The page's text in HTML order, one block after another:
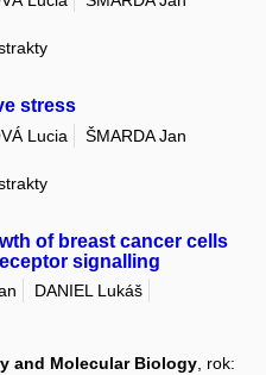
stress
Lucia
ŠMARDA Jan
of breast cancer cells
signalling
DANIEL Lukáš
and Molecular Biology, rok: